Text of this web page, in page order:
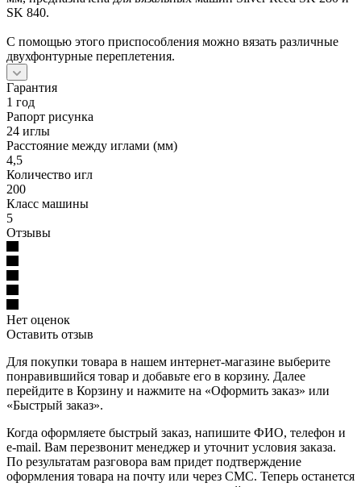
SK 840.
С помощью этого приспособления можно вязать различные
двухфонтурные переплетения.
Гарантия
1 год
Рапорт рисунка
24 иглы
Расстояние между иглами (мм)
4,5
Количество игл
200
Класс машины
5
Отзывы
Нет оценок
Оставить отзыв
Для покупки товара в нашем интернет-магазине выберите
понравившийся товар и добавьте его в корзину. Далее
перейдите в Корзину и нажмите на «Оформить заказ» или
«Быстрый заказ».
Когда оформляете быстрый заказ, напишите ФИО, телефон и
e-mail. Вам перезвонит менеджер и уточнит условия заказа.
По результатам разговора вам придет подтверждение
оформления товара на почту или через СМС. Теперь останется